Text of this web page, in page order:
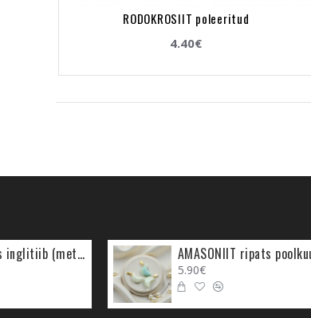
RODOKROSIIT poleeritud
4.40€
HEMATIIT ripats inglitiib (metall)
5.90€